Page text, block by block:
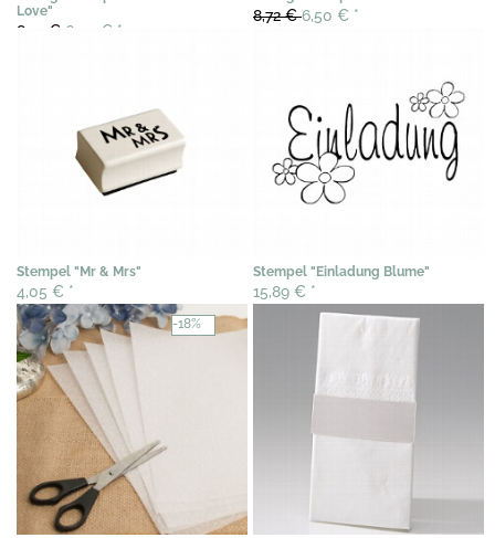
Love"
8,72 € 6,40 € *
8,72 €6,50 € *
Stempel "Mr & Mrs"
4,05 € *
Stempel "Einladung Blume"
15,89 € *
-18%